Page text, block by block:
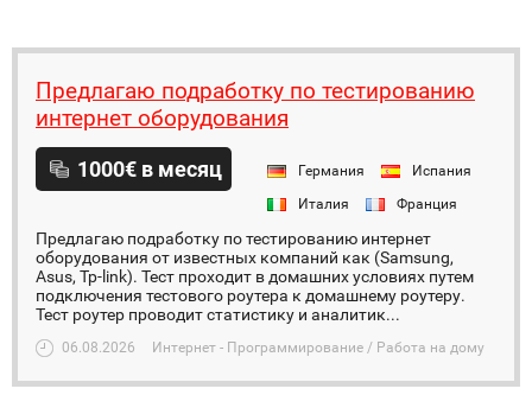
Предлагаю подработку по тестированию
интернет оборудования
1000€ в месяц Германия
Испания
Италия
Франция
Предлагаю подработку по тестированию интернет
оборудования от известных компаний как (Samsung,
Asus, Tp-link). Тест проходит в домашних условиях путем
подключения тестового роутера к домашнему роутеру.
Тест роутер проводит статистику и аналитик...
06.08.2026 Интернет - Программирование / Работа на дому